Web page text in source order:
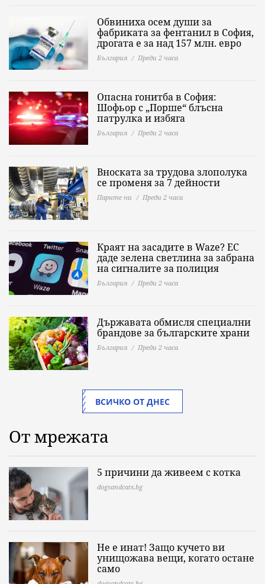
Обвиниха осем души за
фабриката за фентанил в София,
дрогата е за над 157 млн. евро
България Преди 2 часа
Опасна гонитба в София:
Шофьор с „Порше“ блъсна
патрулка и избяга
България Преди 2 часа
Вноската за трудова злополука
се променя за 7 дейности
Парите ни Преди 2 часа
Краят на засадите в Waze? ЕС
даде зелена светлина за забрана
на сигналите за полиция
България Преди 2 часа
Държавата обмисля специални
брандове за българските храни
България Преди 2 часа
ВСИЧКО ОТ ДНЕС
От мрежата
5 причини да живеем с котка
dogsandcats.bg
Не е инат! Защо кучето ви
унищожава вещи, когато остане
само